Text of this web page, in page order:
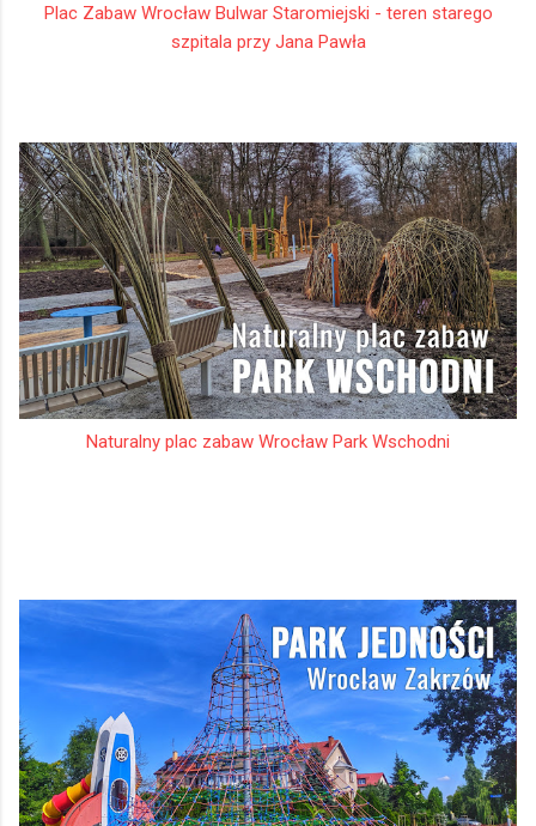
Plac Zabaw Wrocław Bulwar Staromiejski - teren starego
szpitala przy Jana Pawła
Naturalny plac zabaw Wrocław Park Wschodni